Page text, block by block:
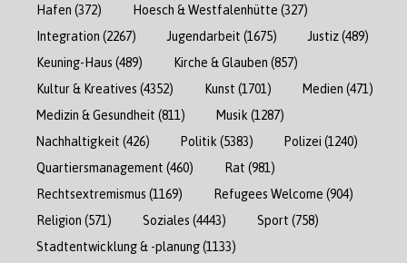
Hafen (372) Hoesch & Westfalenhütte (327)
Integration (2267) Jugendarbeit (1675) Justiz(489)
Keuning-Haus (489) Kirche & Glauben (857)
Kultur & Kreatives (4352) Kunst (1701) Medien (471)
Medizin & Gesundheit (811) Musik (1287)
Nachhaltigkeit (426) Politik (5383) Polizei (1240)
Quartiersmanagement (460) Rat (981)
Rechtsextremismus (1169) Refugees Welcome (904)
Religion (571) Soziales (4443) Sport (758)
Stadtentwicklung & -planung(1133)